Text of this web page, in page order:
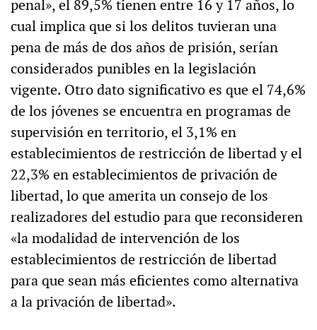
penal», el 89,5% tienen entre 16 y 17 años, lo
cual implica que si los delitos tuvieran una
pena de más de dos años de prisión, serían
considerados punibles en la legislación
vigente. Otro dato significativo es que el 74,6%
de los jóvenes se encuentra en programas de
supervisión en territorio, el 3,1% en
establecimientos de restricción de libertad y el
22,3% en establecimientos de privación de
libertad, lo que amerita un consejo de los
realizadores del estudio para que reconsideren
«la modalidad de intervención de los
establecimientos de restricción de libertad
para que sean más eficientes como alternativa
a la privación de libertad».